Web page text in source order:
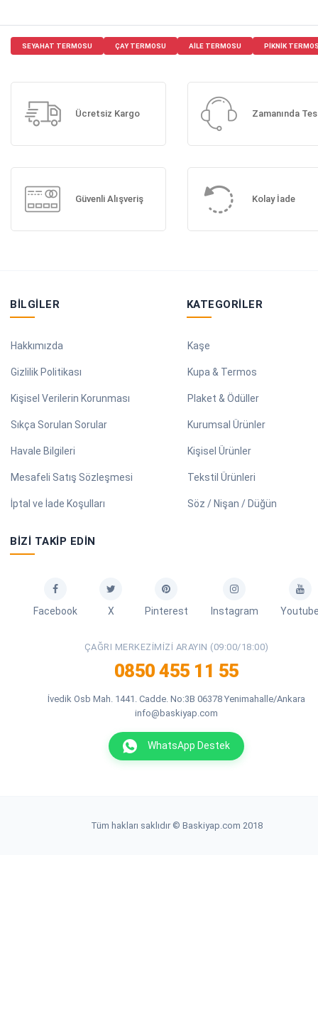
SEYAHAT TERMOSU ÇAY TERMOSU AILE TERMOSU PIKNIK
Ücretsiz Kargo Zamanında
Güvenli Alışveriş Kolay İade
BILGILER
Hakkımızda
Gizlilik Politikası
Kişisel Verilerin Korunması
Sıkça Sorulan Sorular
Havale Bilgileri
Mesafeli Satış Sözleşmesi
İptal ve İade Koşulları
KATEGORILER
Kaşe
Kupa & Termos
Plaket & Ödüller
Kurumsal Ürünler
Kişisel Ürünler
Tekstil Ürünleri
Söz / Nişan / Düğün
BIZI TAKIP EDIN
Facebook X Pinterest Instagram
ÇAĞRI MERKEZIMIZI ARAYIN (09:00/18:00)
0850 455 11 55
İvedik Osb Mah. 1441. Cadde. No:3B 06378 Yenimahalle/Ankara
info@baskiyap.com
WhatsApp Destek
Tüm hakları saklıdır © Baskiyap.com 2018